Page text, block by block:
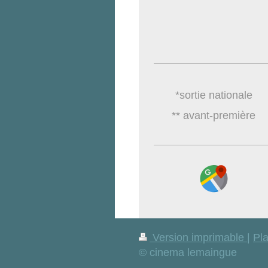
*sortie nationale
** avant-première
Version imprimable
© cinema lemaingue